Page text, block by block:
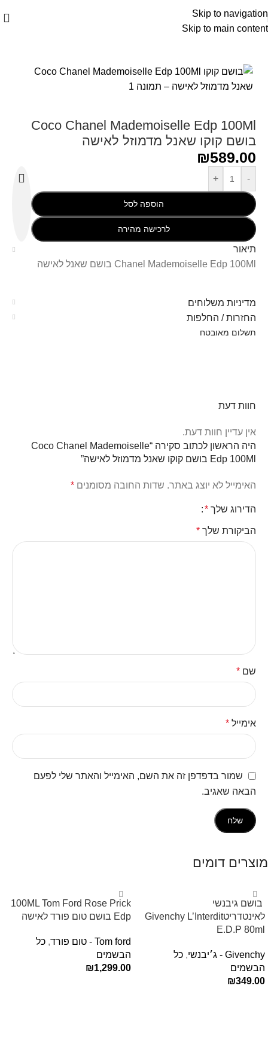
Skip to navigation
Skip to main content
עמוד הבית/Chanel - שאנל
Coco Chanel Mademoiselle Edp 100Ml
בושם קוקו שאנל מדמוזל לאישה
₪589.00
-
+
הוספה לסל
לרכישה מהירה
תיאור
Chanel Mademoiselle Edp 100Ml בושם שאנל לאישה
מדיניות משלוחים
החזרות / החלפות
תשלום מאובטח
חוות דעת
אין עדיין חוות דעת.
היה הראשון לכתוב סקירה “Coco Chanel Mademoiselle
Edp 100Ml בושם קוקו שאנל מדמוזל לאישה”
האימייל לא יוצג באתר. שדות החובה מסומנים *
הדירוג שלך *
הביקורת שלך *
שם *
אימייל *
שמור בדפדפן זה את השם, האימייל והאתר שלי לפעם
הבאה שאגיב.
מוצרים דומים
‏ בושם גיבנשי
לאינטדריטGivenchy L’Interdit
E.D.P 80ml ‏
Givenchy - ג׳יבנשי , כל
הבשמים
₪349.00
100ML Tom Ford Rose Prick
Edp בושם טום פורד לאישה
Tom ford - טום פורד , כל
הבשמים
₪1,299.00